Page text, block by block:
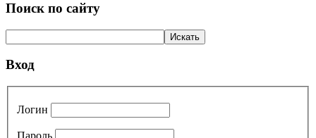
Поиск по сайту
Вход
Логин
Пароль